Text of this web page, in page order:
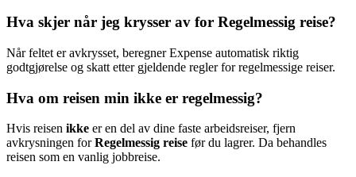
Hva skjer når jeg krysser av for Regelmessig reise?
Når feltet er avkrysset, beregner Expense automatisk riktig
godtgjørelse og skatt etter gjeldende regler for regelmessige reiser.
Hva om reisen min ikke er regelmessig?
Hvis reisen ikke er en del av dine faste arbeidsreiser, fjern
avkrysningen forRegelmessig reise før du lagrer. Da behandles
reisen som en vanlig jobbreise.